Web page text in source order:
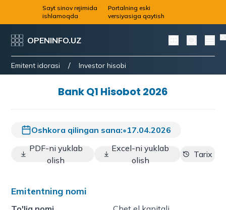
Sayt sinov rejimida
ishlamoqda
Portalning eski
versiyasiga qaytish
OPENINFO.UZ
Emitent idorasi / Investor hisobi
Bank Q1 Hisobot 2026
Oshkora qilingan sana:•17.04.2026
PDF-ni yuklab
olish
Excel-ni yuklab
olish
Tarix
Emitentning nomi